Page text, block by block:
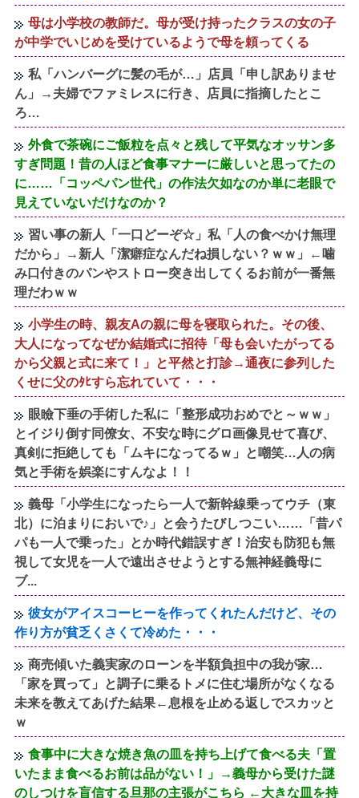
母は小学校の教師だ。母が受け持ったクラスの女の子
が中学でいじめを受けているようで母を頼ってくる
私「ハンバーグに髪の毛が…」店員「申し訳ありませ
ん」→夫婦でファミレスに行き、店員に指摘したとこ
ろ…
外食で茶碗にご飯粒を点々と残して平気なオッサン多
すぎ問題！昔の人ほど食事マナーに厳しいと思ってたの
に……「コッペパン世代」の作法欠如なのか単に老眼で
見えていないだけなのか？
習い事の新人「一口どーぞ☆」私「人の食べかけ無理
だから」→新人「潔癖症なんだね損しない？ｗｗ」←噛
み口付きのパンやストロー突き出してくるお前が一番無
理だわｗｗ
小学生の時、親友Aの親に母を寝取られた。その後、
大人になってなぜか結婚式に招待「母も会いたがってる
から父親と式に来て！」と平然と打診→通夜に参列した
くせに父のﾀﾋすら忘れていて・・・
眼瞼下垂の手術した私に「整形成功おめでと～ｗｗ」
とイジり倒す同僚女、不安な時にグロ画像見せて喜び、
真剣に拒絶しても「ムキになってるｗ」と嘲笑…人の病
気と手術を娯楽にすんなよ！！
義母「小学生になったら一人で新幹線乗ってウチ（東
北）に泊まりにおいで♪」と会うたびしつこい……「昔パ
パも一人で乗った」とか時代錯誤すぎ！治安も防犯も無
視して女児を一人で遠出させようとする無神経義母に
ブ...
彼女がアイスコーヒーを作ってくれたんだけど、その
作り方が貧乏くさくて冷めた・・・
商売傾いた義実家のローンを半額負担中の我が家…
「家を買って」と調子に乗るトメに住む場所がなくなる
未来を教えてあげた結果←息根を止める返しでスカッと
ｗ
食事中に大きな焼き魚の皿を持ち上げて食べる夫「置
いたまま食べるお前は品がない！」→義母から受けた謎
のしつけを盲信する旦那の主張がこちら ←大きな皿を持